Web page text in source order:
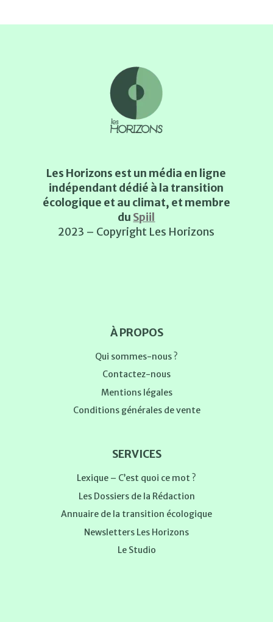
Les Horizons est un média en ligne
indépendant dédié à la transition
écologique et au climat, et membre
du Spiil
2023 – Copyright Les Horizons
À PROPOS
Qui sommes-nous ?
Contactez-nous
Mentions légales
Conditions générales de vente
SERVICES
Lexique – C’est quoi ce mot ?
Les Dossiers de la Rédaction
Annuaire de la transition écologique
Newsletters Les Horizons
Le Studio